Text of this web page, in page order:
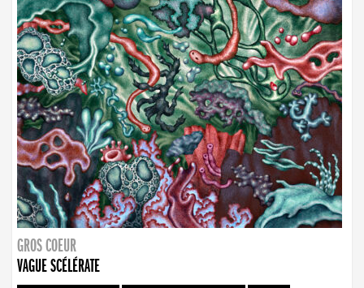
GROS COEUR
VAGUE SCÉLÉRATE